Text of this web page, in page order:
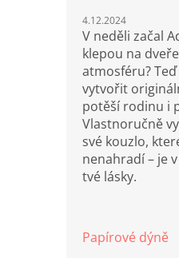
4.12.2024
V neděli začal
klepou na
atmosféru?
vytvořit
potěší rodinu i
Vlastnoručně
své kouzlo,
nenahradí – je
tvé lásky.
Papírové dýně